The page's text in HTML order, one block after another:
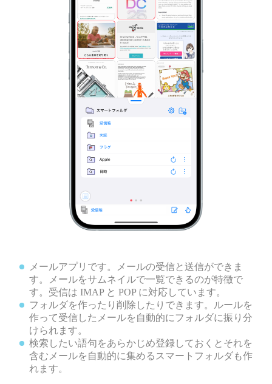
メールアプリです。メールの受信と送信ができま
す。メールをサムネイルで一覧できるのが特徴で
す。受信は IMAP と POP に対応しています。
フォルダを作ったり削除したりできます。ルールを
作って受信したメールを自動的にフォルダに振り分
けられます。
検索したい語句をあらかじめ登録しておくとそれを
含むメールを自動的に集めるスマートフォルダも作
れます。